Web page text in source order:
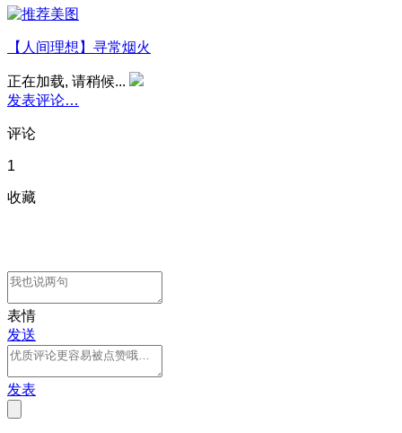
【人间理想】寻常烟火
正在加载, 请稍候...
发表评论…
评论
1
收藏
表情
发送
发表